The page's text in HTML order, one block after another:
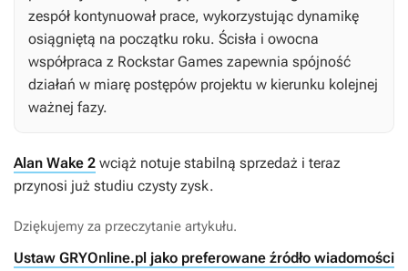
zespół kontynuował prace, wykorzystując dynamikę
osiągniętą na początku roku. Ścisła i owocna
współpraca z Rockstar Games zapewnia spójność
działań w miarę postępów projektu w kierunku kolejnej
ważnej fazy.
Alan Wake 2 wciąż notuje stabilną sprzedaż i teraz
przynosi już studiu czysty zysk.
Dziękujemy za przeczytanie artykułu.
Ustaw GRYOnline.pl jako preferowane źródło wiadomości